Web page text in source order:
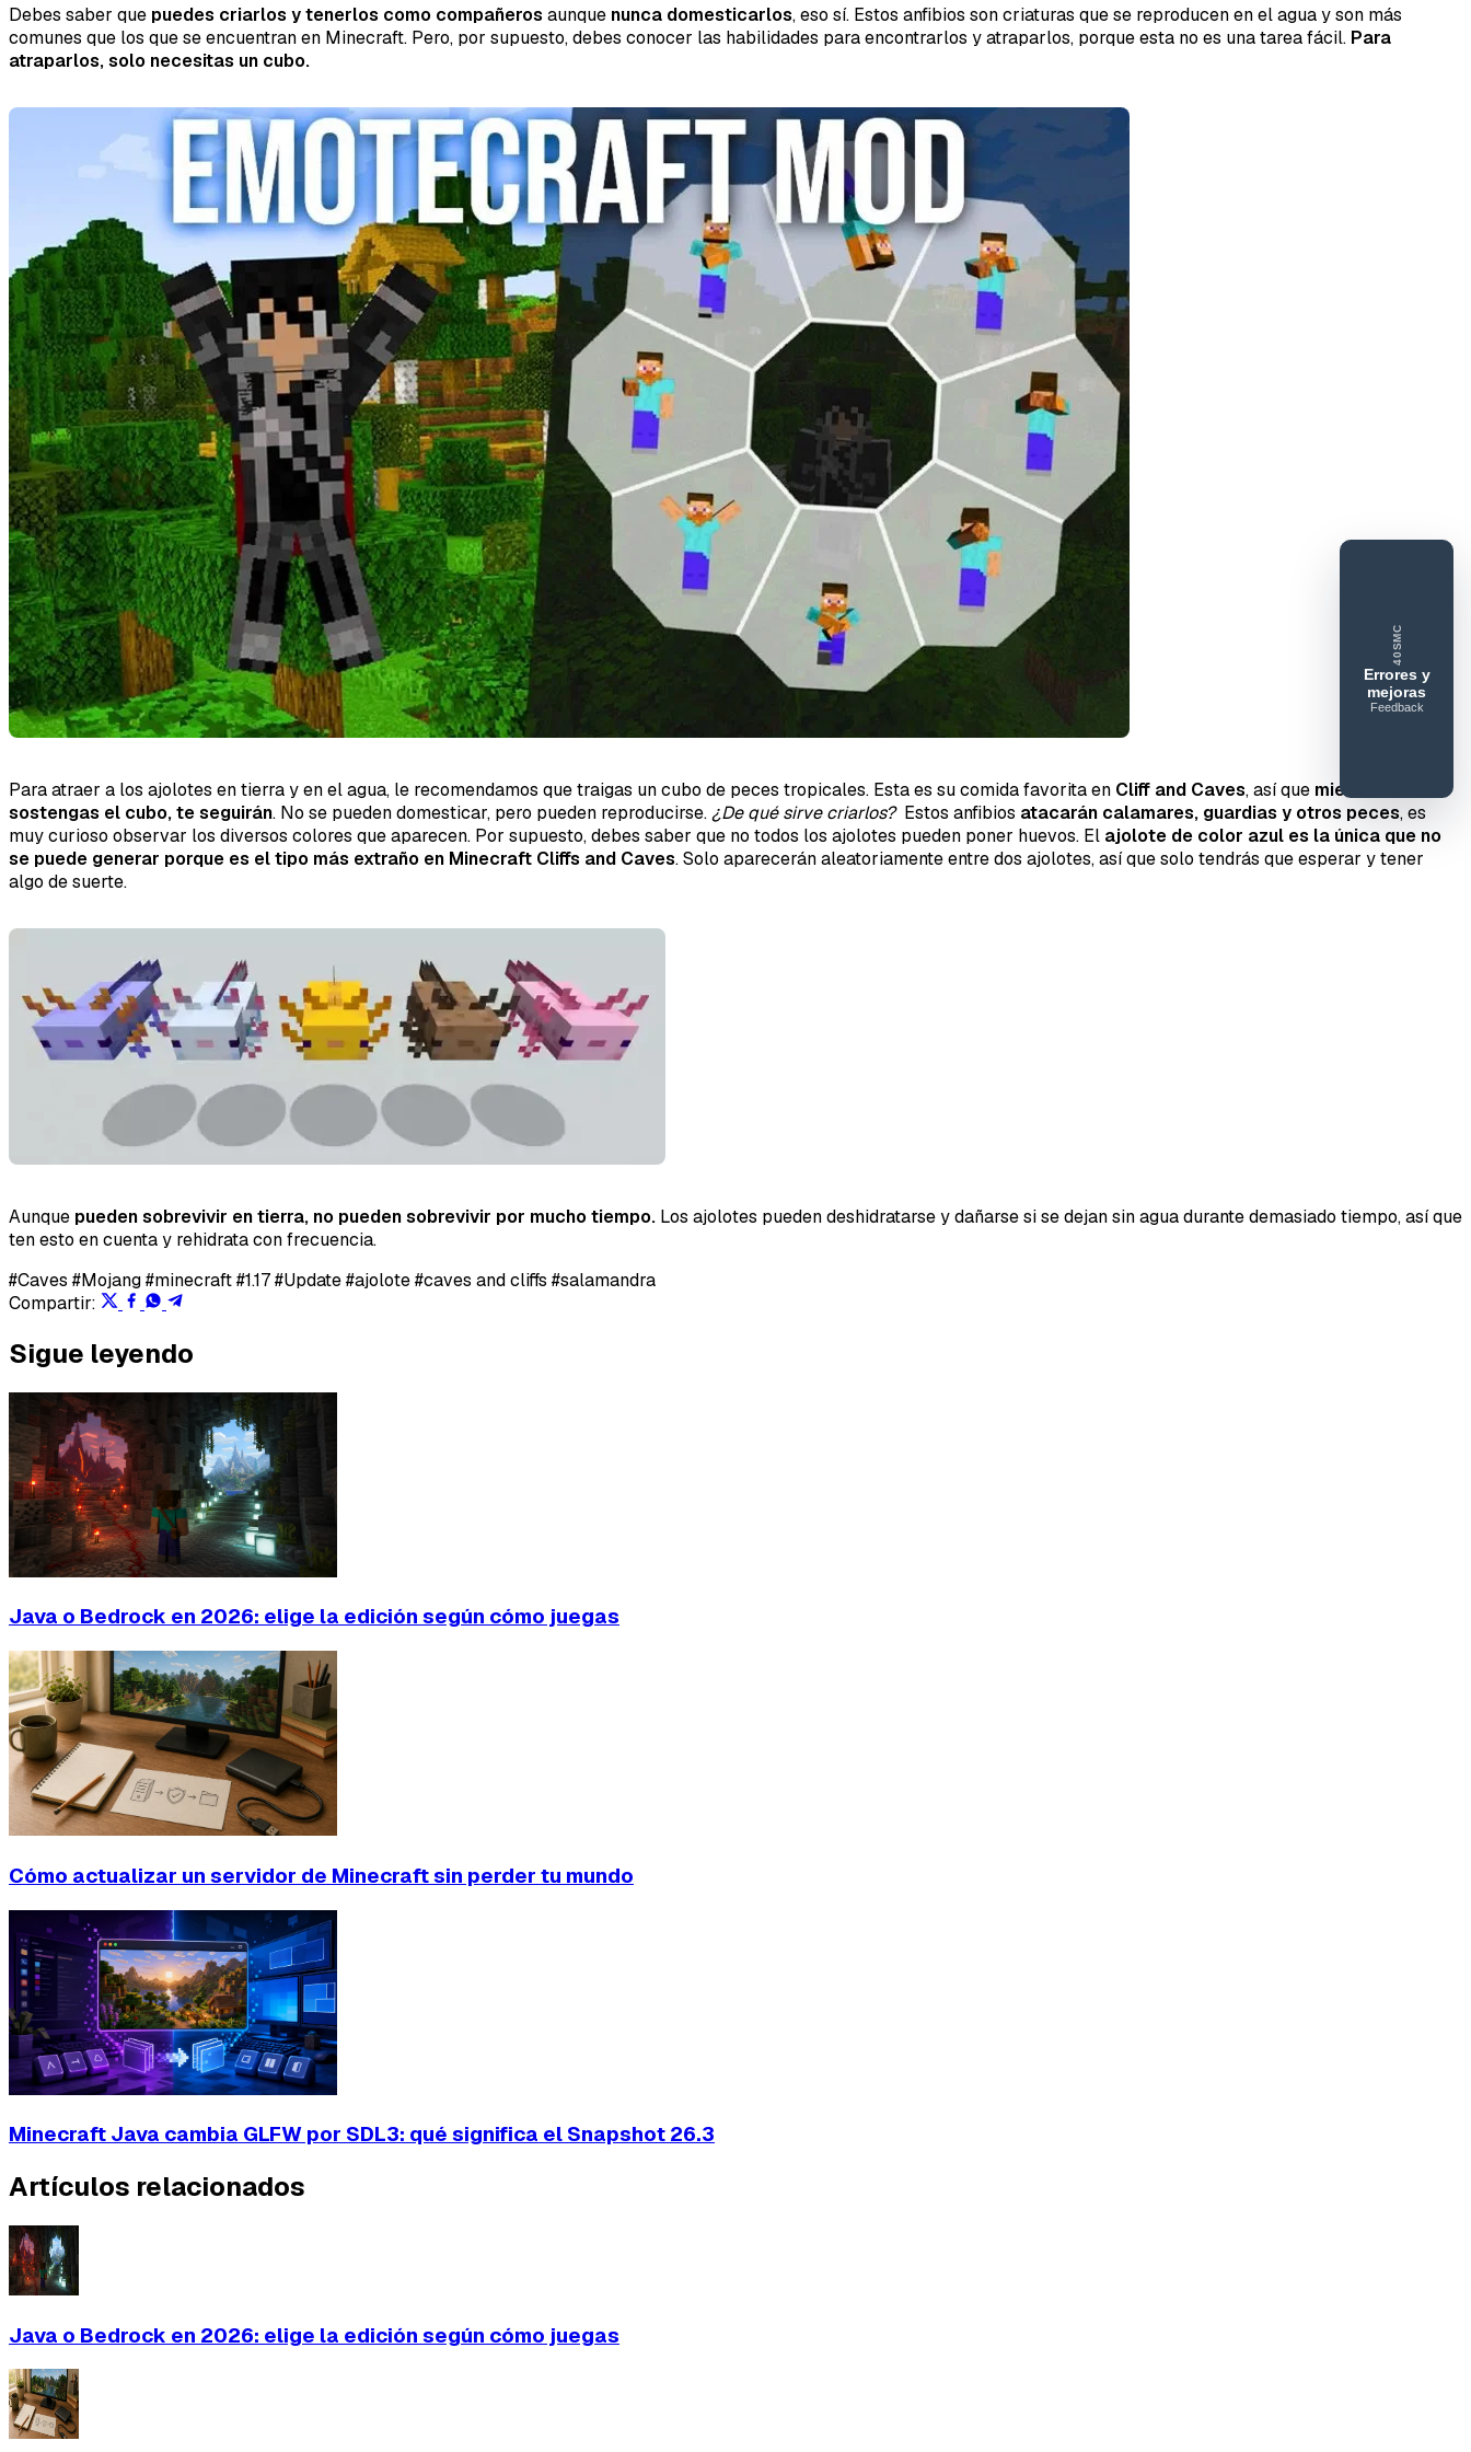
Debes saber que puedes criarlos y tenerlos como compañeros aunque nunca domesticarlos, eso sí. Estos anfibios son criaturas que se reproducen en el agua y son más
comunes que los que se encuentran en Minecraft. Pero, por supuesto, debes conocer las habilidades para encontrarlos y atraparlos, porque esta no es una tarea fácil. Para
atraparlos, solo necesitas un cubo.
Para atraer a los ajolotes en tierra y en el agua, le recomendamos que traigas un cubo de peces tropicales. Esta es su comida favorita en Cliff and Caves, así que mientras
sostengas el cubo, te seguirán. No se pueden domesticar, pero pueden reproducirse.¿De qué sirve criarlos? Estos anfibios atacarán calamares, guardias y otros peces, es
muy curioso observar los diversos colores que aparecen. Por supuesto, debes saber que no todos los ajolotes pueden poner huevos. El ajolote de color azul es la única que no
se puede generar porque es el tipo más extraño en Minecraft Cliffs and Caves. Solo aparecerán aleatoriamente entre dos ajolotes, así que solo tendrás que esperar y tener
algo de suerte.
Aunque pueden sobrevivir en tierra, no pueden sobrevivir por mucho tiempo. Los ajolotes pueden deshidratarse y dañarse si se dejan sin agua durante demasiado tiempo, así que
ten esto en cuenta y rehidrata con frecuencia.
#Caves #Mojang#minecraft#1.17#Update#ajolote#caves and cliffs #salamandra
Compartir:
Sigue leyendo
Java o Bedrock en 2026: elige la edición según cómo juegas
Cómo actualizar un servidor de Minecraft sin perder tu mundo
Minecraft Java cambia GLFW por SDL3: qué significa el Snapshot 26.3
Artículos relacionados
Java o Bedrock en 2026: elige la edición según cómo juegas
40SMC
Errores y
mejoras
Feedback
40SERVIDORESMC
Reportar error o mejora
Tipo de feedback
Lo que gusta